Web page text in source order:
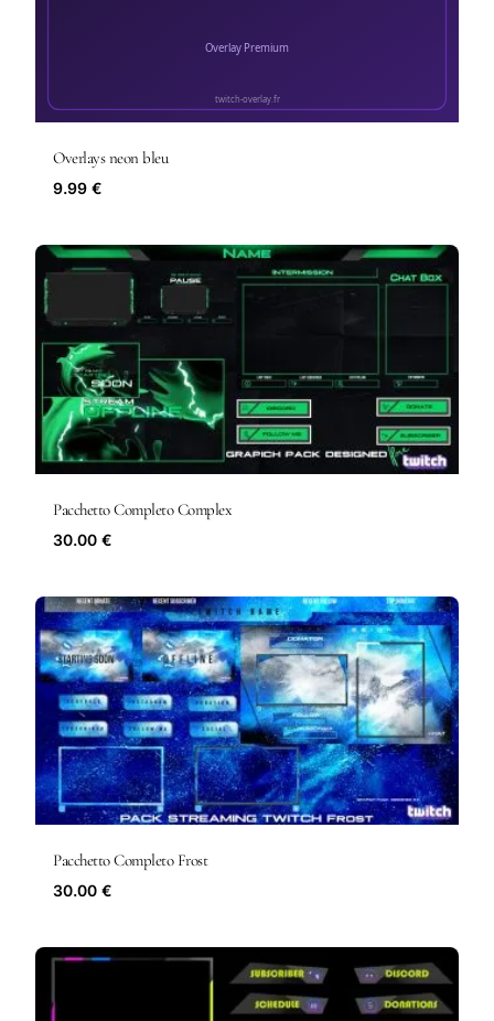
Overlays neon bleu
9.99 €
Pacchetto Completo Complex
30.00 €
Pacchetto Completo Frost
30.00 €